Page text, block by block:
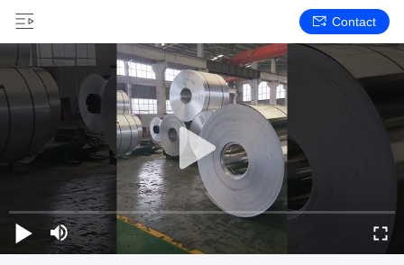
Contact